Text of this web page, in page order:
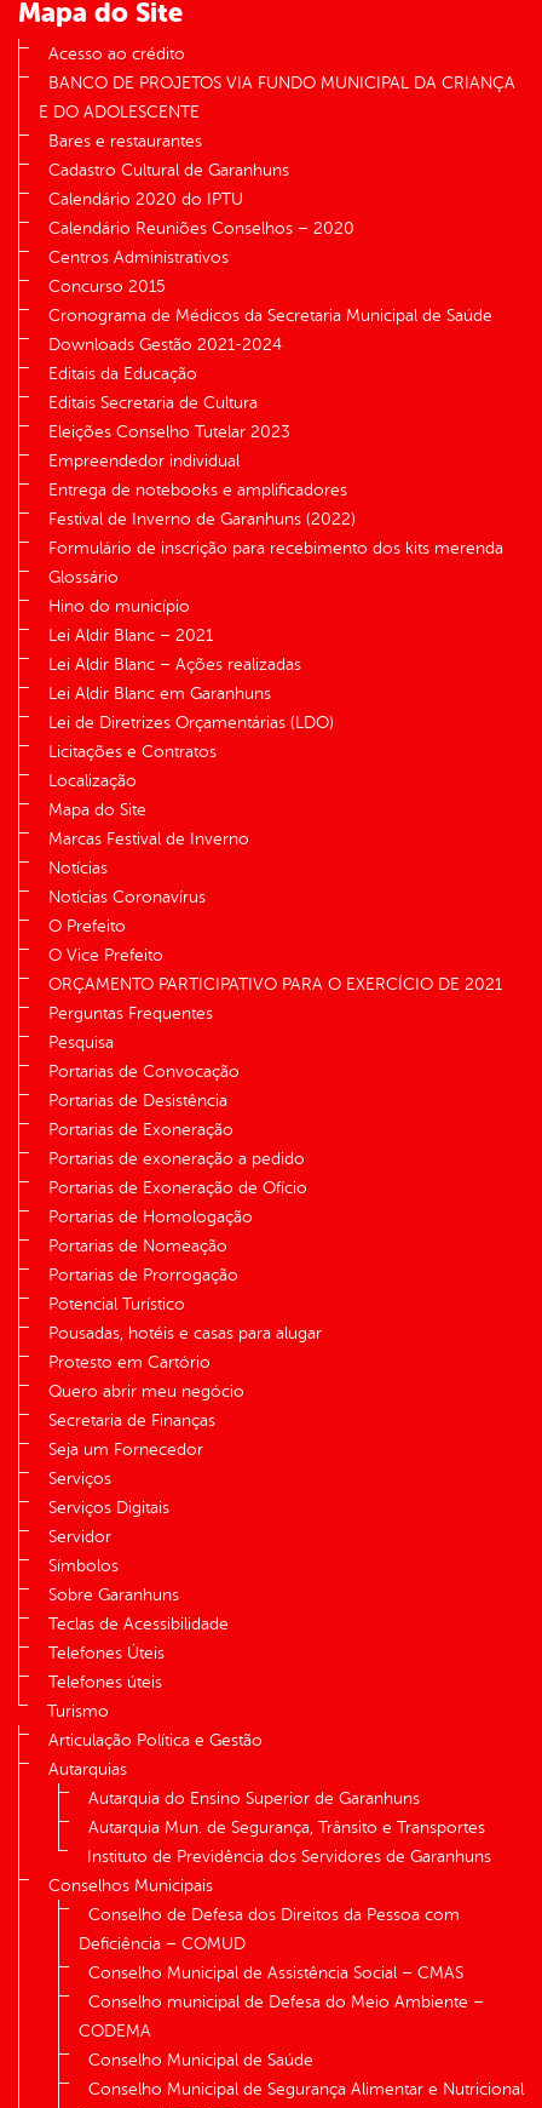
Mapa do Site
Acesso ao crédito
BANCO DE PROJETOS VIA FUNDO MUNICIPAL DA CRIANÇA
E DO ADOLESCENTE
Bares e restaurantes
Cadastro Cultural de Garanhuns
Calendário 2020 do IPTU
Calendário Reuniões Conselhos – 2020
Centros Administrativos
Concurso 2015
Cronograma de Médicos da Secretaria Municipal de Saúde
Downloads Gestão 2021-2024
Editais da Educação
Editais Secretaria de Cultura
Eleições Conselho Tutelar 2023
Empreendedor individual
Entrega de notebooks e amplificadores
Festival de Inverno de Garanhuns (2022)
Formulário de inscrição para recebimento dos kits merenda
Glossário
Hino do município
Lei Aldir Blanc – 2021
Lei Aldir Blanc – Ações realizadas
Lei Aldir Blanc em Garanhuns
Lei de Diretrizes Orçamentárias (LDO)
Licitações e Contratos
Localização
Mapa do Site
Marcas Festival de Inverno
Notícias
Notícias Coronavírus
O Prefeito
O Vice Prefeito
ORÇAMENTO PARTICIPATIVO PARA O EXERCÍCIO DE 2021
Perguntas Frequentes
Pesquisa
Portarias de Convocação
Portarias de Desistência
Portarias de Exoneração
Portarias de exoneração a pedido
Portarias de Exoneração de Ofício
Portarias de Homologação
Portarias de Nomeação
Portarias de Prorrogação
Potencial Turístico
Pousadas, hotéis e casas para alugar
Protesto em Cartório
Quero abrir meu negócio
Secretaria de Finanças
Seja um Fornecedor
Serviços
Serviços Digitais
Servidor
Símbolos
Sobre Garanhuns
Teclas de Acessibilidade
Telefones Úteis
Telefones úteis
Turismo
Articulação Política e Gestão
Autarquias
Autarquia do Ensino Superior de Garanhuns
Autarquia Mun. de Segurança, Trânsito e Transportes
Instituto de Previdência dos Servidores de Garanhuns
Conselhos Municipais
Conselho de Defesa dos Direitos da Pessoa com
Deficiência – COMUD
Conselho Municipal de Assistência Social – CMAS
Conselho municipal de Defesa do Meio Ambiente –
CODEMA
Conselho Municipal de Saúde
Conselho Municipal de Segurança Alimentar e Nutricional